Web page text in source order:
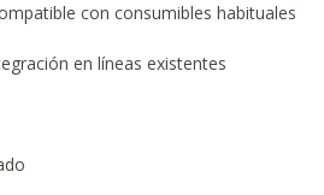
con consumibles habituales
en líneas existentes